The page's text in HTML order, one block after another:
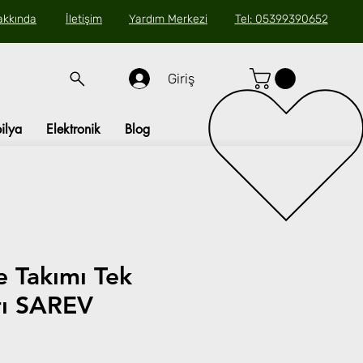
İletişim Yardım Merkezi Tel: 05399390652
Giriş
Elektronik Blog
Tek
SAREV